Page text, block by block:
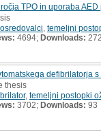
TPO in uporaba
temeljni
4694; Downloads:
defibrilatorja
thesis
, temeljni postopki
3702; Downloads: 93